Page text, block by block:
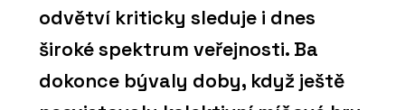
odvětví kriticky sleduje i dnes
široké spektrum veřejnosti. Ba
dokonce bývaly doby, když ještě